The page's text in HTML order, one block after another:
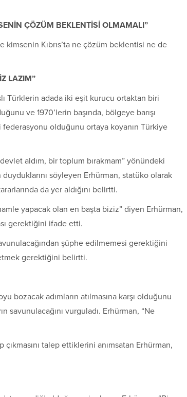
ÇÖZÜM BEKLENTİSİ OLMAMALI”
kimsenin Kıbrıs’ta ne çözüm beklentisi ne de
LAZIM”
Türklerin adada iki eşit kurucu ortaktan biri
ve 1970’lerin başında, bölgeye barışı
olduğunu ortaya koyanın Türkiye
aldım, bir toplum bırakmam” yönündeki
söyleyen Erhürman, statüko olarak
da yer aldığını belirtti.
yapacak olan en başta biziz” diyen Erhürman,
gerektiğini ifade etti.
şüphe edilmemesi gerektiğini
gerektiğini belirtti.
bozacak adımların atılmasına karşı olduğunu
savunulacağını vurguladı. Erhürman, “Ne
talep ettiklerini anımsatan Erhürman,